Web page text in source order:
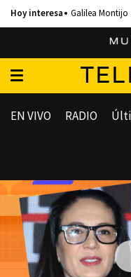
Galilea Montijo
EN VIVO RADIO